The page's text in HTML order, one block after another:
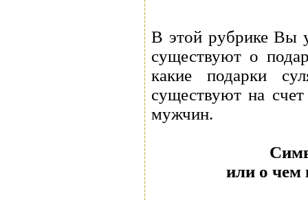
В этой рубрике Вы
существуют о
какие подарки
существуют на
мужчин.
или о чем